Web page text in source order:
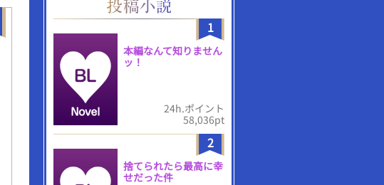
1
本編なんて知りません
ッ！
24h.ポイント
58,036pt
2
捨てられたら最高に幸
せだった件